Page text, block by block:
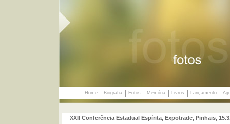
Home Biografia Fotos Memória Livros Lançamento
XXII Conferência Estadual Espírita, Expotrade, Pinhais,